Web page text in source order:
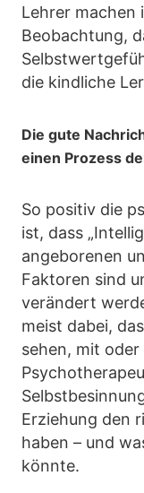
Lehrer machen
Beobachtung,
die kindliche
Die gute
einen Prozess
So positiv die
ist, dass
angeborenen
Faktoren sind
verändert
meist dabei,
sehen, mit
Erziehung den
haben – und
könnte.